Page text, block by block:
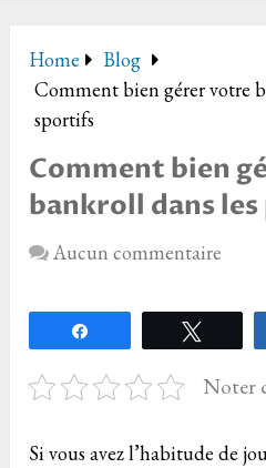
Home
Blog
Comment bien gérer votre
sportifs
Comment bien
bankroll dans
Aucun commentaire
Noter
Si vous avez l’habitude de